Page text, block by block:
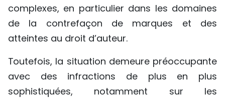
complexes, en particulier dans les domaines
de la contrefaçon de marques et des
atteintes au droit d’auteur.
Toutefois, la situation demeure préoccupante
avec des infractions de plus en plus
sophistiquées, notamment sur les